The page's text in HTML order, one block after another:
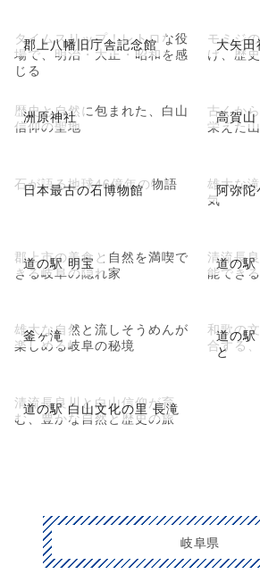
郡上八幡旧庁舎記念館
タイムスリップ！レトロな役
場で、明治・大正・昭和を感
じる
大矢田
モミジ
け、歴
洲原神社
歴史と自然に包まれた、白山
信仰の聖地
高賀山
古くか
栄えた山
日本最古の石博物館
石が語る地球46億年の物語 阿弥陀
雄大な
気
道の駅 明宝
郡上市の美食と自然を満喫で
きる岐阜の隠れ家
道の駅
清流長
能でき
釜ヶ滝
雄大な自然と流しそうめんが
楽しめる岐阜の秘境
道の
と
和歌の
合する
道の駅 白山文化の里 長滝
清流長良川と白山信仰が育
む、豊かな自然と歴史の旅
岐阜県